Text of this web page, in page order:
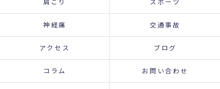
肩こり スポーツ
神経痛 交通事故
アクセス ブログ
コラム お問い合わせ